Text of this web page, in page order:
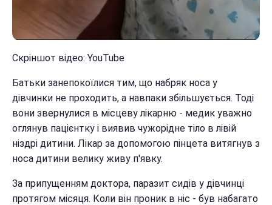
Скріншот відео: YouTube
Батьки занепокоїлися тим, що набряк носа у
дівчинки не проходить, а навпаки збільшується. Тоді
вони звернулися в місцеву лікарню - медик уважно
оглянув пацієнтку і виявив чужорідне тіло в лівій
ніздрі дитини. Лікар за допомогою пінцета витягнув з
носа дитини велику живу п'явку.
За припущенням доктора, паразит сидів у дівчинці
протягом місяця. Коли він проник в ніс - був набагато